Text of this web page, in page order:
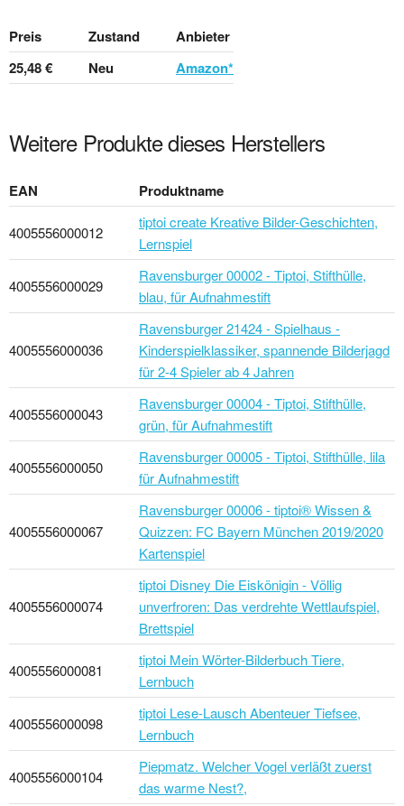
Preis Zustand
Anbieter
25,48 €
Neu Amazon*
Weitere Produkte dieses Herstellers
EAN Produktname
4005556000012
tiptoi create Kreative Bilder-Geschichten,
Lernspiel
4005556000029
Ravensburger 00002 - Tiptoi, Stifthülle,
blau, für Aufnahmestift
4005556000036
Ravensburger 21424 - Spielhaus -
Kinderspielklassiker, spannende Bilderjagd
für 2-4 Spieler ab 4 Jahren
4005556000043
Ravensburger 00004 - Tiptoi, Stifthülle,
grün, für Aufnahmestift
4005556000050
Ravensburger 00005 - Tiptoi, Stifthülle, lila
für Aufnahmestift
4005556000067
Ravensburger 00006 - tiptoi® Wissen &
Quizzen: FC Bayern München 2019/2020
Kartenspiel
4005556000074
tiptoi Disney Die Eiskönigin - Völlig
unverfroren: Das verdrehte Wettlaufspiel,
Brettspiel
4005556000081
tiptoi Mein Wörter-Bilderbuch Tiere,
Lernbuch
4005556000098
tiptoi Lese-Lausch Abenteuer Tiefsee,
Lernbuch
4005556000104
Piepmatz. Welcher Vogel verläßt zuerst
das warme Nest?,